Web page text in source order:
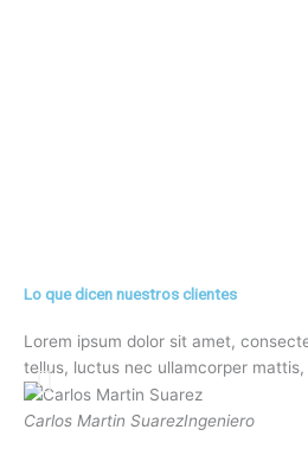
Lo que dicen nuestros clientes
Lorem ipsum dolor sit amet,
tellus, luctus nec ullamcorper
Carlos Martin SuarezIngeniero